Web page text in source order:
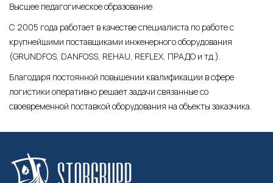
Высшее педагогическое образование
С 2005 года работает в качестве специалиста по работе с
крупнейшими поставщиками инженерного оборудования
(GRUNDFOS, DANFOSS, REHAU, REFLEX, ПРАДО и тд.).
Благодаря постоянной повышении квалификации в сфере
логистики оперативно решает задачи связанные со
своевременной поставкой оборудования на объекты заказчика.